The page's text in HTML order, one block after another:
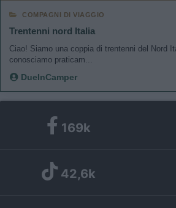
COMPAGNI DI VIAGGIO
Trentenni nord Italia
Ciao! Siamo una coppia di trentenni del Nord
conosciamo praticam...
DueInCamper
169k
42,6k